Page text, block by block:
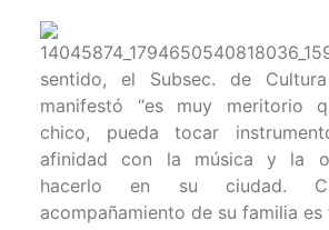
sentido, el Subsec. de
manifestó “es muy meritorio
chico, pueda tocar
afinidad con la música y la
hacerlo en su ciudad.
acompañamiento de su familia es